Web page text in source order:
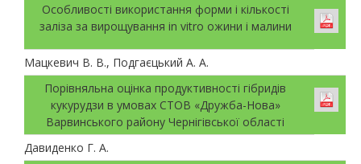
Особливості використання форми і кількості
заліза за вирощування in vitro ожини і малини
Мацкевич В. В., Подгаєцький А. А.
Порівняльна оцінка продуктивності гібридів
кукурудзи в умовах СТОВ «Дружба-Нова»
Варвинського району Чернігівської області
Давиденко Г. А.